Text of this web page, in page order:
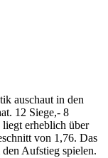
auschaut in den
12 Siege,- 8
erheblich über
von 1,76. Das
Aufstieg spielen.